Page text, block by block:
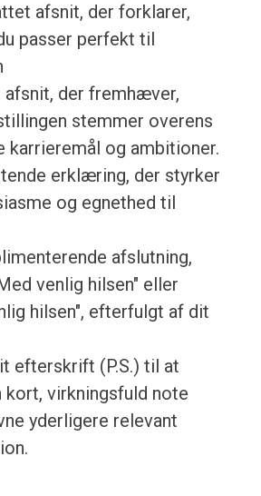
afsnit, der forklarer,
passer perfekt til
afsnit, der fremhæver,
stemmer overens
karrieremål og ambitioner.
erklæring, der styrker
og egnethed til
afslutning,
venlig hilsen" eller
hilsen", efterfulgt af dit
efterskrift (P.S.) til at
virkningsfuld note
yderligere relevant